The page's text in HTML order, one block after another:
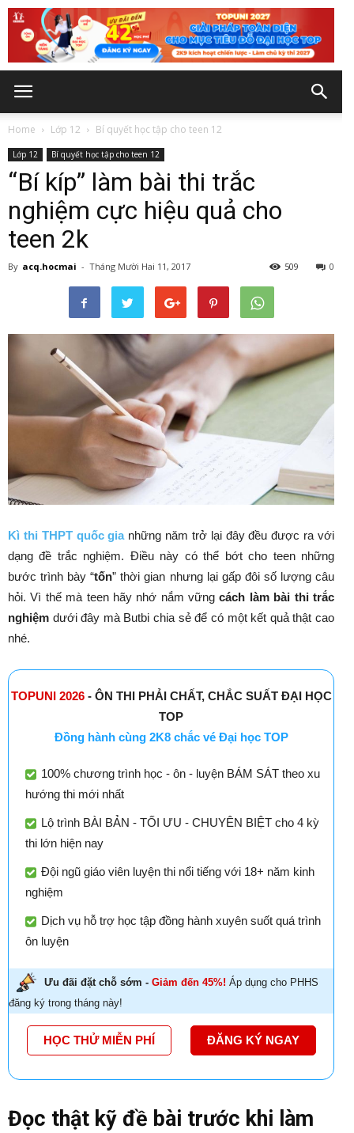
Home Lớp 12 Bí quyết học tập cho teen 12
Lớp 12 Bí quyết học tập cho teen 12
“Bí kíp” làm bài thi trắc
nghiệm cực hiệu quả cho
teen 2k
By acq.hocmai - Tháng Mười Hai 11, 2017 0
509
Kì thi THPT quốc gianhững năm trở lại đây đều được ra với
dạng đề trắc nghiệm. Điều này có thể bớt cho teen những
bước trình bày “tốn” thời gian nhưng lại gấp đôi số lượng câu
hỏi. Vì thế mà teen hãy nhớ nắm vữngcách làm bài thi trắc
nghiệm dưới đây mà Butbi chia sẻ để có một kết quả thật cao
nhé.
TOPUNI 2026- ÔN THI PHẢI CHẤT, CHẮC SUẤT ĐẠI HỌC
TOP
Đồng hành cùng 2K8 chắc vé Đại học TOP
100% chương trình học - ôn - luyện BÁM SÁT theo xu
hướng thi mới nhất
Lộ trình BÀI BẢN - TỐI ƯU - CHUYÊN BIỆT cho 4 kỳ
thi lớn hiện nay
Đội ngũ giáo viên luyện thi nổi tiếng với 18+ năm kinh
nghiệm
Dịch vụ hỗ trợ học tập đồng hành xuyên suốt quá trình
ôn luyện
Ưu đãi đặt chỗ sớm - Giảm đến 45%! Áp dụng cho PHHS
đăng ký trong tháng này!
HỌC THỬ MIỄN PHÍ ĐĂNG KÝ NGAY
Đọc thật kỹ đề bài trước khi làm